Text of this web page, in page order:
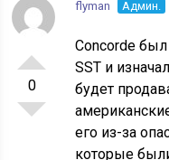
0
flyman Админ.
Concorde
SST и
будет
его из-за
которые